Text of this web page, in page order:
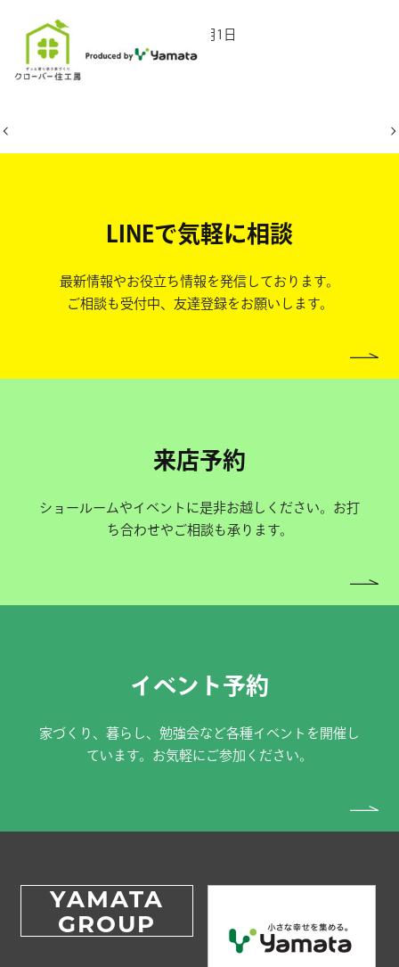
2025年9月1日
LINEで気軽に相談
最新情報やお役立ち情報を発信しております。
ご相談も受付中、友達登録をお願いします。
来店予約
ショールームやイベントに是非お越しください。お打
ち合わせやご相談も承ります。
イベント予約
家づくり、暮らし、勉強会など各種イベントを開催し
ています。お気軽にご参加ください。
YAMATA
GROUP